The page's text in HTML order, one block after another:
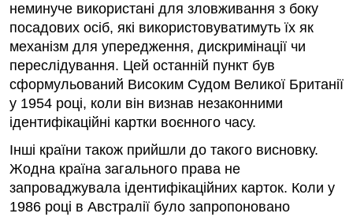
неминуче використані для зловживання з боку
посадових осіб, які використовуватимуть їх як
механізм для упередження, дискримінації чи
переслідування. Цей останній пункт був
сформульований Високим Судом Великої Британії
у 1954 році, коли він визнав незаконними
ідентифікаційні картки воєнного часу.
Інші країни також прийшли до такого висновку.
Жодна країна загального права не
запроваджувала ідентифікаційних карток. Коли у
1986 році в Австралії було запропоновано